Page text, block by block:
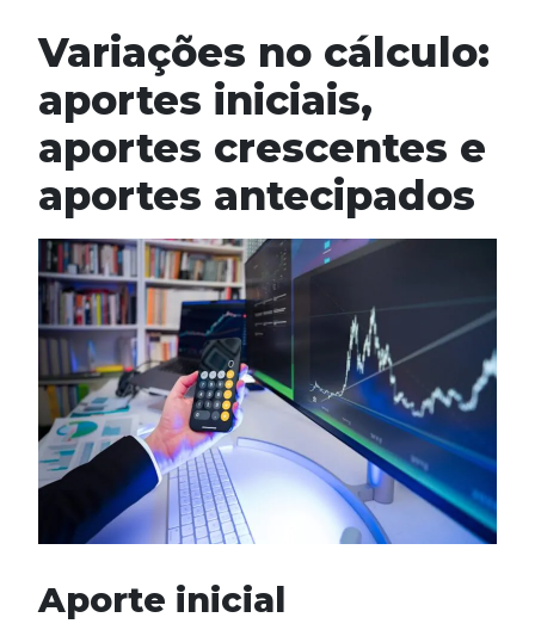
Variações no cálculo:
aportes iniciais,
aportes crescentes e
aportes antecipados
Aporte inicial